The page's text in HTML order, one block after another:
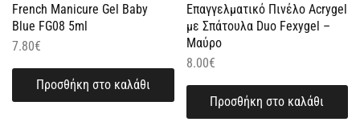
French Manicure Gel Baby
Blue FG08 5ml
7.80€
Προσθήκη στο καλάθι
Επαγγελματικό Πινέλο Acrygel
με Σπάτουλα Duo Fexygel –
Μαύρο
8.00€
Προσθήκη στο καλάθι